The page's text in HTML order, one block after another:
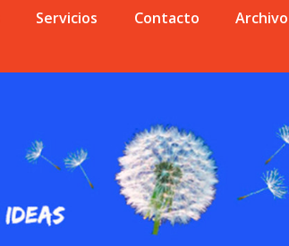
Servicios Contacto
Archivo